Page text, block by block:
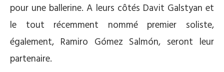
pour une ballerine. A leurs côtés Davit Galstyan et
le tout récemment nommé premier soliste,
également, Ramiro Gómez Salmón, seront leur
partenaire.